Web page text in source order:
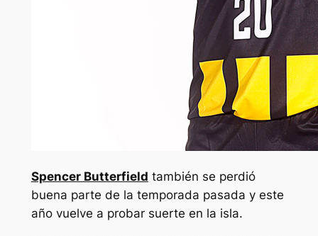
Spencer Butterfield también se perdió
buena parte de la temporada pasada y este
año vuelve a probar suerte en la isla.